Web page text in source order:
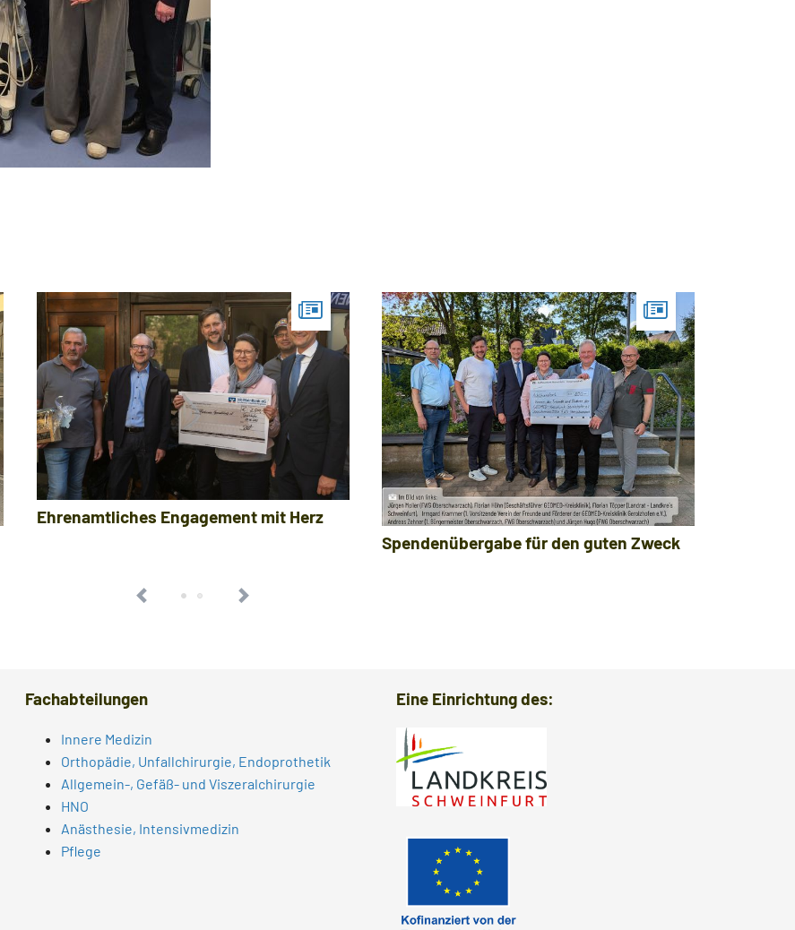
Ehrenamtliches Engagement mit Herz
Spendenübergabe für den guten Zweck
Fachabteilungen
Innere Medizin
Orthopädie, Unfallchirurgie, Endoprothetik
Allgemein-, Gefäß- und Viszeralchirurgie
HNO
Anästhesie, Intensivmedizin
Pflege
Eine Einrichtung des: